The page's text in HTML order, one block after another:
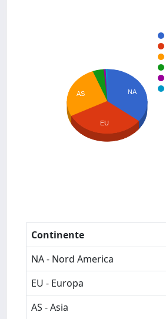
NA
AS
EU
Continente
NA - Nord America
EU - Europa
AS - Asia